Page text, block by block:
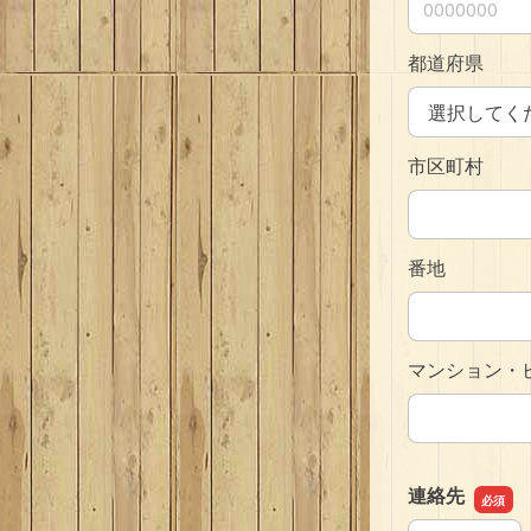
都道府県
市区町村
番地
マンション・
連絡先